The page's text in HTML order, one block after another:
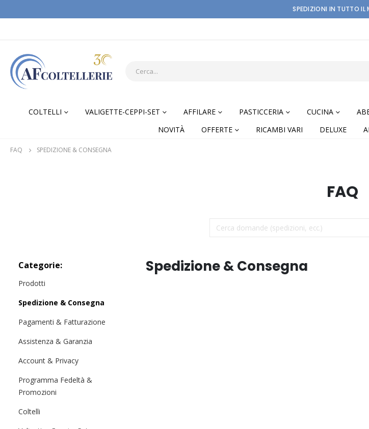
SPEDIZIONI IN TUTTO IL
COLTELLI VALIGETTE-CEPPI-SET AFFILARE PASTICCERIA CUCINA
NOVITÀ
OFFERTE RICAMBI VARI DELUXE
FAQ SPEDIZIONE & CONSEGNA
FAQ
Spedizione & Consegna
Categorie:
Prodotti
Spedizione & Consegna
Pagamenti & Fatturazione
Assistenza & Garanzia
Account & Privacy
Programma Fedeltà &
Promozioni
Coltelli